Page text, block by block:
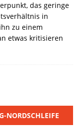
das geringe
in
zu einem
etwas kritisieren
NORDSCHLEIFE